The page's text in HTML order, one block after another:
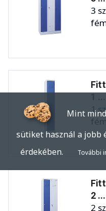
3
1
fém
2 ...
2
Mint
sütiket használ a jobb
érdekében.
További